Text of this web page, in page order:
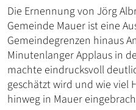
Die Ernennung von Jörg
Gemeinde Mauer ist eine
Gemeindegrenzen hinaus
Minutenlanger Applaus in
machte eindrucksvoll
geschätzt wird und wie viel
hinweg in Mauer